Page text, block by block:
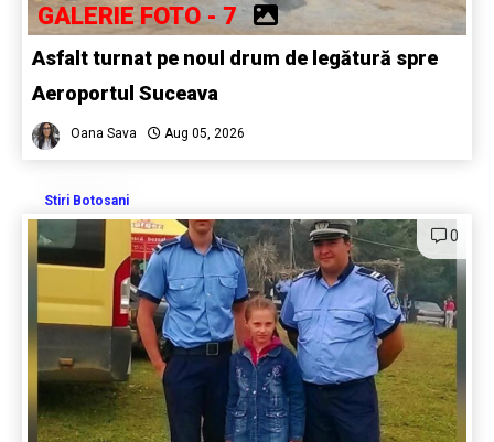
GALERIE FOTO - 7
Asfalt turnat pe noul drum de legătură spre
Aeroportul Suceava
Oana Sava Aug 05, 2026
Stiri Botosani
0